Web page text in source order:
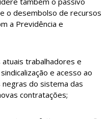
o desembolso de recursos
a Previdência e
trabalhadores e
e acesso ao
do sistema das
contratações;